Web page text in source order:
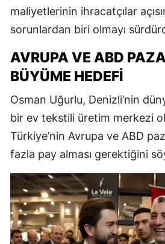
maliyetlerinin ihracatçılar
sorunlardan biri olmayı
AVRUPA VE ABD
BÜYÜME HEDEFI
Osman Uğurlu, Denizli’nin
bir ev tekstili üretim merkezi
Türkiye’nin Avrupa ve ABD
fazla pay alması gerektiğini